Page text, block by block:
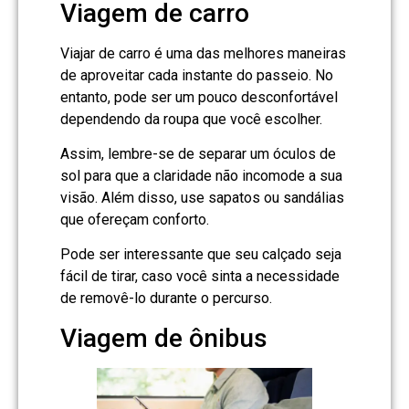
Viagem de carro
Viajar de carro é uma das melhores maneiras
de aproveitar cada instante do passeio. No
entanto, pode ser um pouco desconfortável
dependendo da roupa que você escolher.
Assim, lembre-se de separar um óculos de
sol para que a claridade não incomode a sua
visão. Além disso, use sapatos ou sandálias
que ofereçam conforto.
Pode ser interessante que seu calçado seja
fácil de tirar, caso você sinta a necessidade
de removê-lo durante o percurso.
Viagem de ônibus